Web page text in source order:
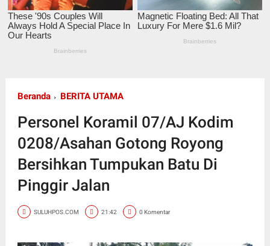
Beranda BERITA UTAMA
Personel Koramil 07/AJ Kodim
0208/Asahan Gotong Royong
Bersihkan Tumpukan Batu Di
Pinggir Jalan
SULUHPOS.COM 21:42 0 Komentar